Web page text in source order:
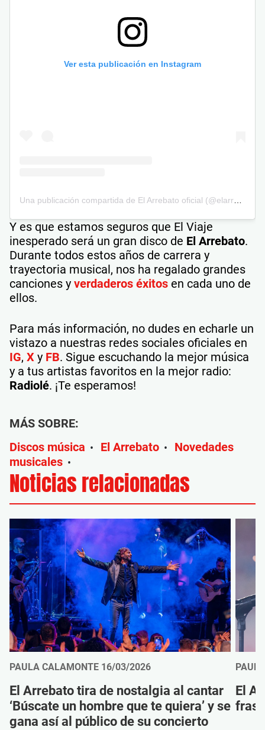
Ver esta publicación en Instagram
Una publicación compartida de El Arrebato oficial (@elarrebato)
Y es que estamos seguros que El Viaje
inesperado será un gran disco de El Arrebato.
Durante todos estos años de carrera y
trayectoria musical, nos ha regalado grandes
canciones y verdaderos éxitos en cada uno de
ellos.
Para más información, no dudes en echarle un
vistazo a nuestras redes sociales oficiales en
IG, X y FB. Sigue escuchando la mejor música
y a tus artistas favoritos en la mejor radio:
Radiolé. ¡Te esperamos!
MÁS SOBRE:
Discos música • El Arrebato • Novedades
musicales •
Noticias relacionadas
PAULA CALAMONTE 16/03/2026
El Arrebato tira de nostalgia al cantar
‘Búscate un hombre que te quiera’ y se
gana así al público de su concierto
El